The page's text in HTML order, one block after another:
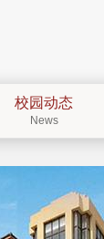
校园动态
News